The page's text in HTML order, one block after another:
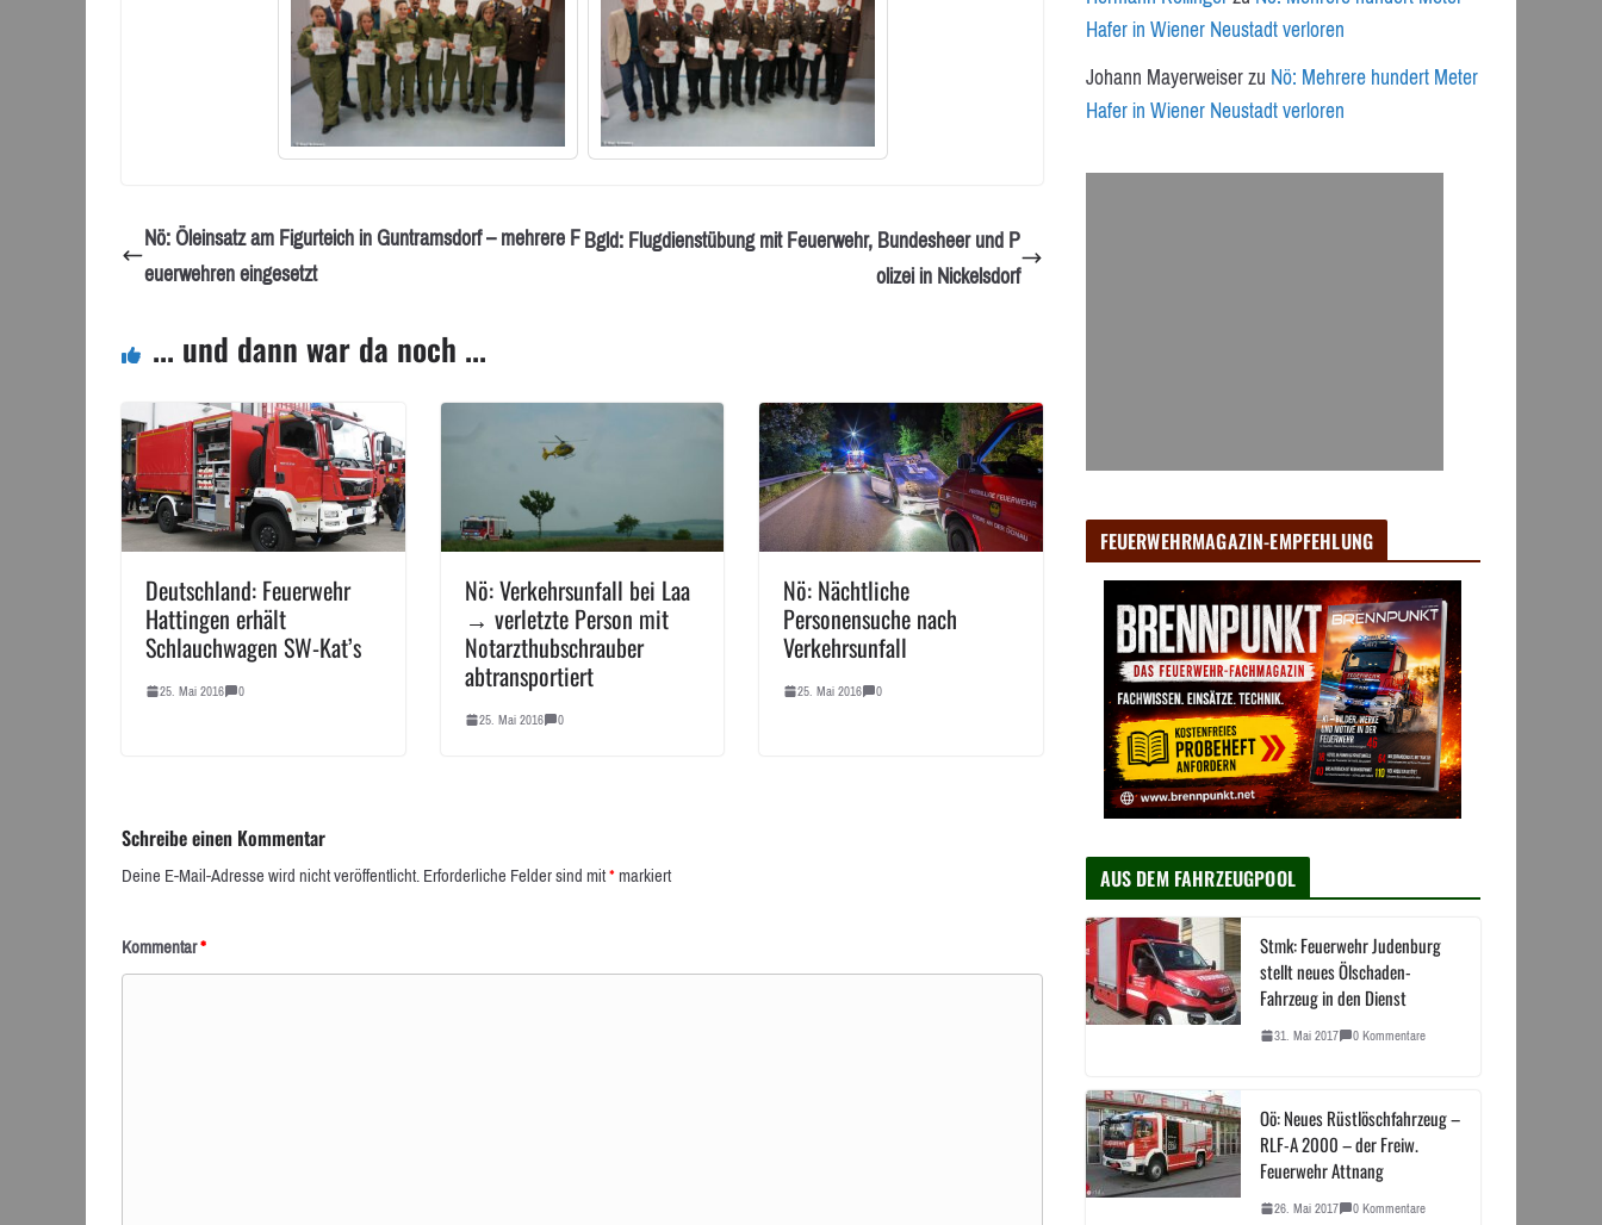
Nö: Öleinsatz am Figurteich in Guntramsdorf – mehrere F
euerwehren eingesetzt
Bgld: Flugdienstübung mit Feuerwehr, Bundesheer und P
olizei in Nickelsdorf
... und dann war da noch ...
Deutschland: Feuerwehr
Hattingen erhält
Schlauchwagen SW-Kat’s
25. Mai 2016 0
Nö: Verkehrsunfall bei Laa
→ verletzte Person mit
Notarzthubschrauber
abtransportiert
25. Mai 2016 0
Nö: Nächtliche
Personensuche nach
Verkehrsunfall
25. Mai 2016 0
Schreibe einen Kommentar
Deine E-Mail-Adresse wird nicht veröffentlicht.Erforderliche Felder sind mit*markiert
Kommentar*
Hafer in Wiener Neustadt verloren
Johann MayerweiserzuNö: Mehrere hundert Meter
Hafer in Wiener Neustadt verloren
FEUERWEHRMAGAZIN-EMPFEHLUNG
AUS DEM FAHRZEUGPOOL
Stmk: Feuerwehr Judenburg
stellt neues Ölschaden-
Fahrzeug in den Dienst
31. Mai 2017 0 Kommentare
Oö: Neues Rüstlöschfahrzeug –
RLF-A 2000 – der Freiw.
Feuerwehr Attnang
26. Mai 2017 0 Kommentare